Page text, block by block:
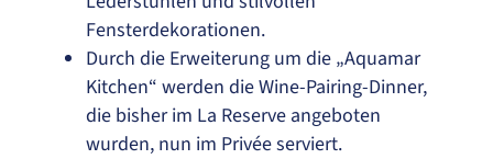
Fensterdekorationen.
Durch die Erweiterung um die „Aquamar
Kitchen“ werden die Wine-Pairing-Dinner,
die bisher im La Reserve angeboten
wurden, nun im Privée serviert.